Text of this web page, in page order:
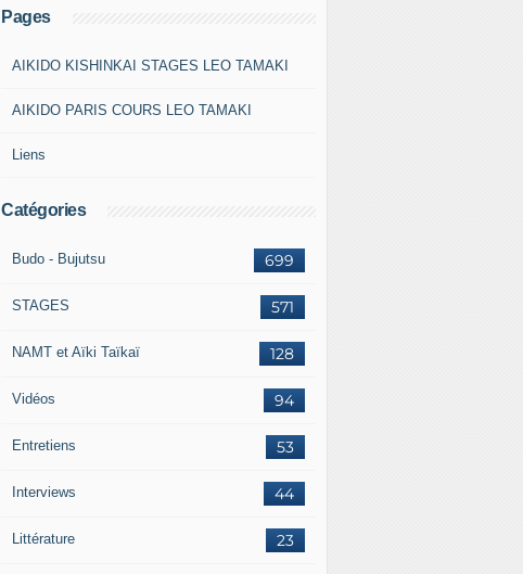
Pages
AIKIDO KISHINKAI STAGES LEO TAMAKI
AIKIDO PARIS COURS LEO TAMAKI
Liens
Catégories
699
Budo - Bujutsu
571
STAGES
128
NAMT et Aïki Taïkaï
94
Vidéos
53
Entretiens
44
Interviews
23
Littérature